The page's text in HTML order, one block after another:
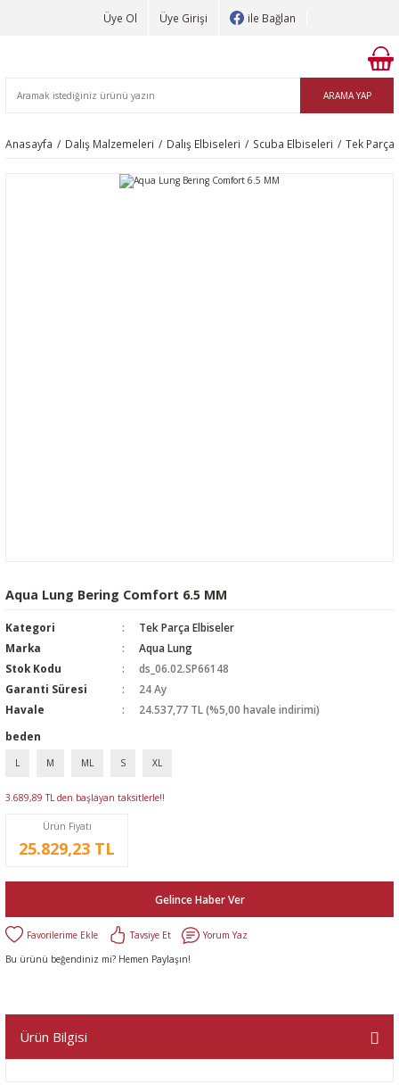
Üye Ol Üye Girişi ile Bağlan
ARAMA YAP
Anasayfa Dalış Malzemeleri Dalış Elbiseleri Scuba Elbiseleri Tek Parça
Aqua Lung Bering Comfort 6.5 MM
Kategori
Tek Parça Elbiseler
Marka
Aqua Lung
Stok Kodu
ds_06.02.SP66148
Garanti Süresi
24 Ay
Havale
24.537,77 TL (%5,00 havale indirimi)
beden
L M ML S XL
3.689,89 TL den başlayan taksitlerle!!
Ürün Fiyatı
25.829,23 TL
Gelince Haber Ver
Tavsiye Et
Yorum Yaz
Bu ürünü beğendiniz mi? Hemen Paylaşın!
Ürün Bilgisi